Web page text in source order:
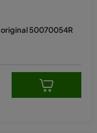
original 50070054R